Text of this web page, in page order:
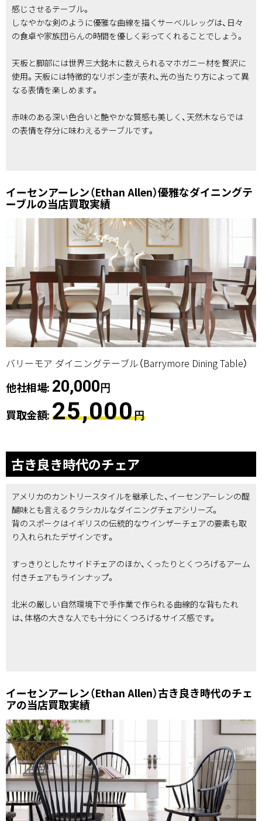
感じさせるテーブル。
しなやかな剣のように優雅な曲線を描くサーベルレッグは、日々
の食卓や家族団らんの時間を優しく彩ってくれることでしょう。
天板と脚部には世界三大銘木に数えられるマホガニー材を贅沢に
使用。天板には特徴的なリボン杢が表れ、光の当たり方によって異
なる表情を楽しめます。
赤味のある深い色合いと艶やかな質感も美しく、天然木ならでは
の表情を存分に味わえるテーブルです。
イーセンアーレン（Ethan Allen）優雅なダイニングテ
ーブルの当店買取実績
バリーモア ダイニングテーブル（Barrymore Dining Table）
他社相場: 20,000円
買取金額:25,000円
古き良き時代のチェア
アメリカのカントリースタイルを継承した、イーセンアーレンの醍
醐味とも言えるクラシカルなダイニングチェアシリーズ。
背のスポークはイギリスの伝統的なウインザーチェアの要素も取
り入れられたデザインです。
すっきりとしたサイドチェアのほか、くったりとくつろげるアーム
付きチェアもラインナップ。
北米の厳しい自然環境下で手作業で作られる曲線的な背もたれ
は、体格の大きな人でも十分にくつろげるサイズ感です。
イーセンアーレン（Ethan Allen）古き良き時代のチェ
アの当店買取実績